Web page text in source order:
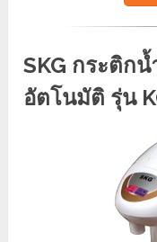
SKG กระติก
อัตโนมัติ รุ่น